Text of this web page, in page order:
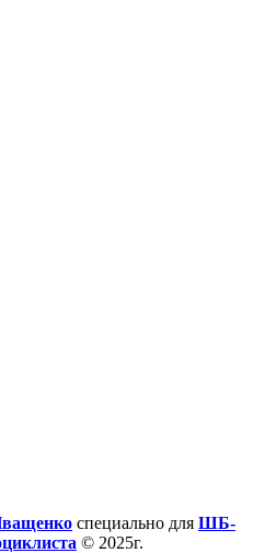
специально для ШБ-
© 2025г.